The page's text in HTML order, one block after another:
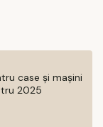
case și mașini
2025